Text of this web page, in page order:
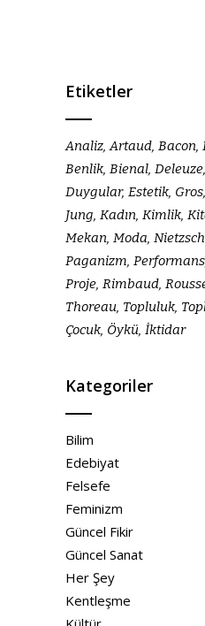
Etiketler
Analiz Artaud Bacon
Benlik Bienal Deleuze
Duygular Estetik Gros
Jung Kadın Kimlik
Mekan Moda
Paganizm Performans
Proje Rimbaud
Thoreau Topluluk
Çocuk Öykü İktidar
Kategoriler
Bilim
Edebiyat
Felsefe
Feminizm
Güncel Fikir
Güncel Sanat
Her Şey
Kentleşme